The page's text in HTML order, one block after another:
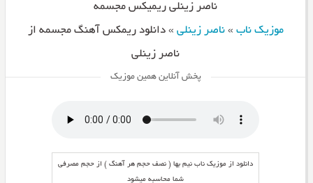
ناصر زینلی ریمیکس مجسمه
موزیک ناب »ناصر زینلی »دانلود ریمکس آهنگ مجسمه از
ناصر زینلی
پخش آنلاین همین موزیک
دانلود از موزیک ناب نیم بها ( نصف حجم هر آهنگ ) از حجم مصرفی
شما محاسبه میشود